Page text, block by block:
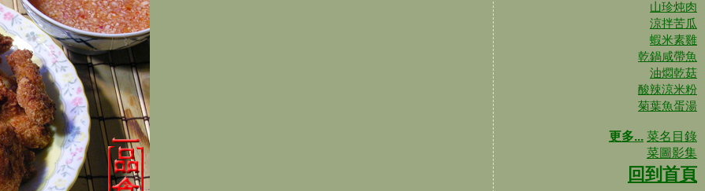
山珍炖肉
涼拌苦瓜
蝦米素雞
乾鍋咸帶魚
油燜乾菇
酸辣涼米粉
菊葉魚蛋湯
更多... 菜名目錄
菜圖影集
回到首頁